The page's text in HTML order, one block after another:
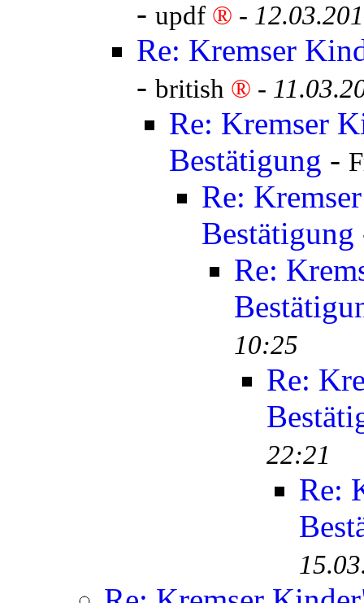
- updf ® -
Re: Kremser
- british ® -
Re: Kremser
Bestätigung -
Re:
Bestätigung
Re:
10:25
Re:
22:21
Re: